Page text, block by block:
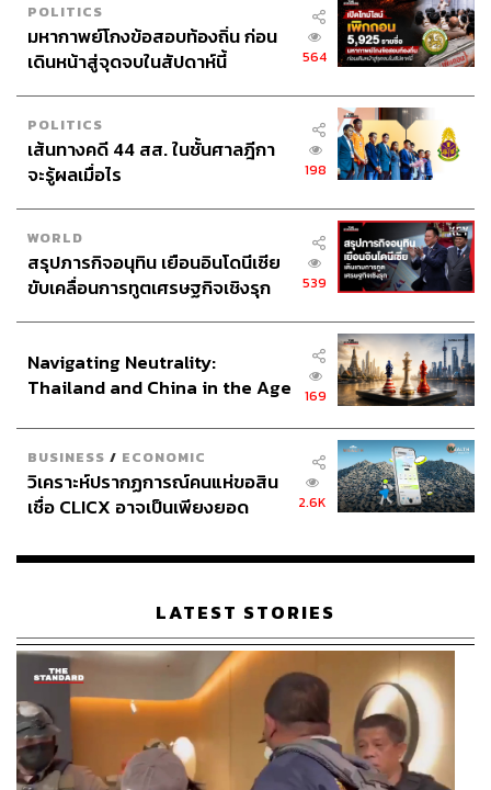
POLITICS
มหากาพย์โกงข้อสอบท้องถิ่น ก่อน
เดินหน้าสู่จุดจบในสัปดาห์นี้
564
POLITICS
เส้นทางคดี 44 สส. ในชั้นศาลฎีกา
จะรู้ผลเมื่อไร
198
WORLD
สรุปภารกิจอนุทิน เยือนอินโดนีเซีย
ขับเคลื่อนการทูตเศรษฐกิจเชิงรุก
539
Navigating Neutrality:
Thailand and China in the Age
169
BUSINESS / ECONOMIC
วิเคราะห์ปรากฏการณ์คนแห่ขอสิน
เชื่อ CLICX อาจเป็นเพียงยอด
เรือนไทยที่ถูกซุกไว้
2.6K
LATEST STORIES